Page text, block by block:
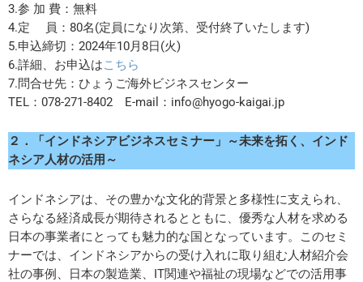
3.参 加 費：無料
4.定 員：80名(定員になり次第、受付終了いたします)
5.申込締切：2024年10月8日(火)
6.詳細、お申込はこちら
7.問合せ先：ひょうご海外ビジネスセンター
TEL：078-271-8402 E-mail：info@hyogo-kaigai.jp
２． 「インドネシアビジネスセミナー」
～未来を拓く、インド
ネシア人材の活用～
インドネシアは、その豊かな文化的背景と多様性に支えられ、
さらなる経済成長が期待されるとともに、優秀な人材を求める
日本の事業者にとっても魅力的な国となっています。このセミ
ナーでは、インドネシアからの受け入れに取り組む人材紹介会
社の事例、日本の製造業、IT関連や福祉の現場などでの活用事